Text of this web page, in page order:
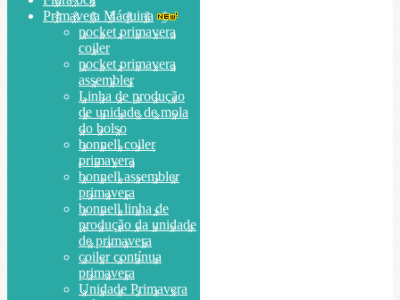
Primavera Máquina
pocket primavera
coiler
pocket primavera
assembler
Linha de produção
de unidade de mola
do bolso
bonnell coiler
primavera
bonnell assembler
primavera
bonnell linha de
produção da unidade
de primavera
coiler contínua
primavera
Unidade Primavera